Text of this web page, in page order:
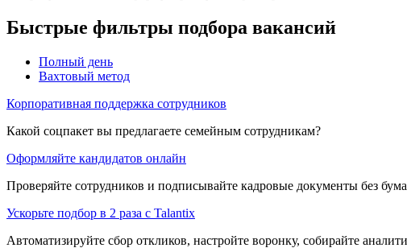
Быстрые фильтры подбора вакансий
Полный день
Вахтовый метод
Корпоративная поддержка сотрудников
Какой соцпакет вы предлагаете семейным сотрудникам?
Оформляйте кандидатов онлайн
Проверяйте сотрудников и подписывайте кадровые документы без
Ускорьте подбор в 2 раза с Talantix
Автоматизируйте сбор откликов, настройте воронку, собирайте